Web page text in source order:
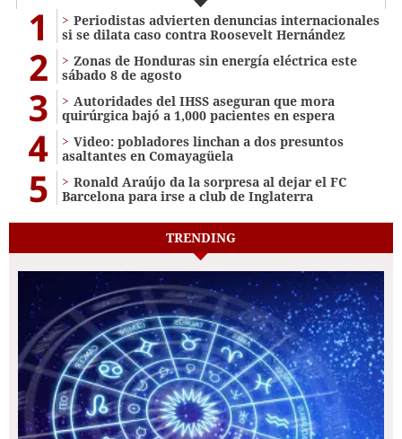
1
Periodistas advierten denuncias internacionales
si se dilata caso contra Roosevelt Hernández
2
Zonas de Honduras sin energía eléctrica este
sábado 8 de agosto
3
Autoridades del IHSS aseguran que mora
quirúrgica bajó a 1,000 pacientes en espera
4
Video: pobladores linchan a dos presuntos
asaltantes en Comayagüela
5
Ronald Araújo da la sorpresa al dejar el FC
Barcelona para irse a club de Inglaterra
TRENDING